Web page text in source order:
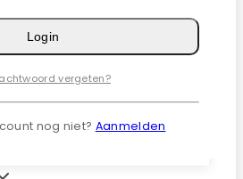
Login
vergeten?
nog niet? Aanmelden